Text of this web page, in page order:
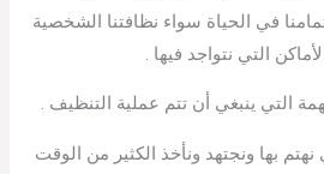
في الحياة سواء نظافتنا الشخصية
التي نتواجد فيها .
التي ينبغي أن تتم عملية التنظيف .
بها ونجتهد ونأخذ الكثير من الوقت